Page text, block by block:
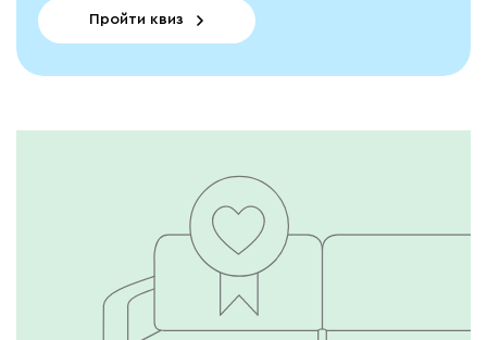
Пройти квиз